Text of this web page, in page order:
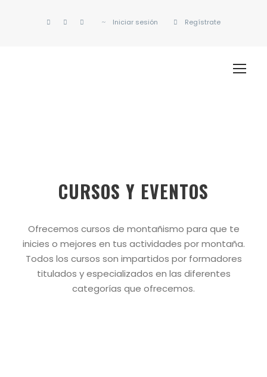
Iniciar sesión Regístrate
CURSOS Y EVENTOS
Ofrecemos cursos de montañismo para que te
inicies o mejores en tus actividades por montaña.
Todos los cursos son impartidos por formadores
titulados y especializados en las diferentes
categorías que ofrecemos.